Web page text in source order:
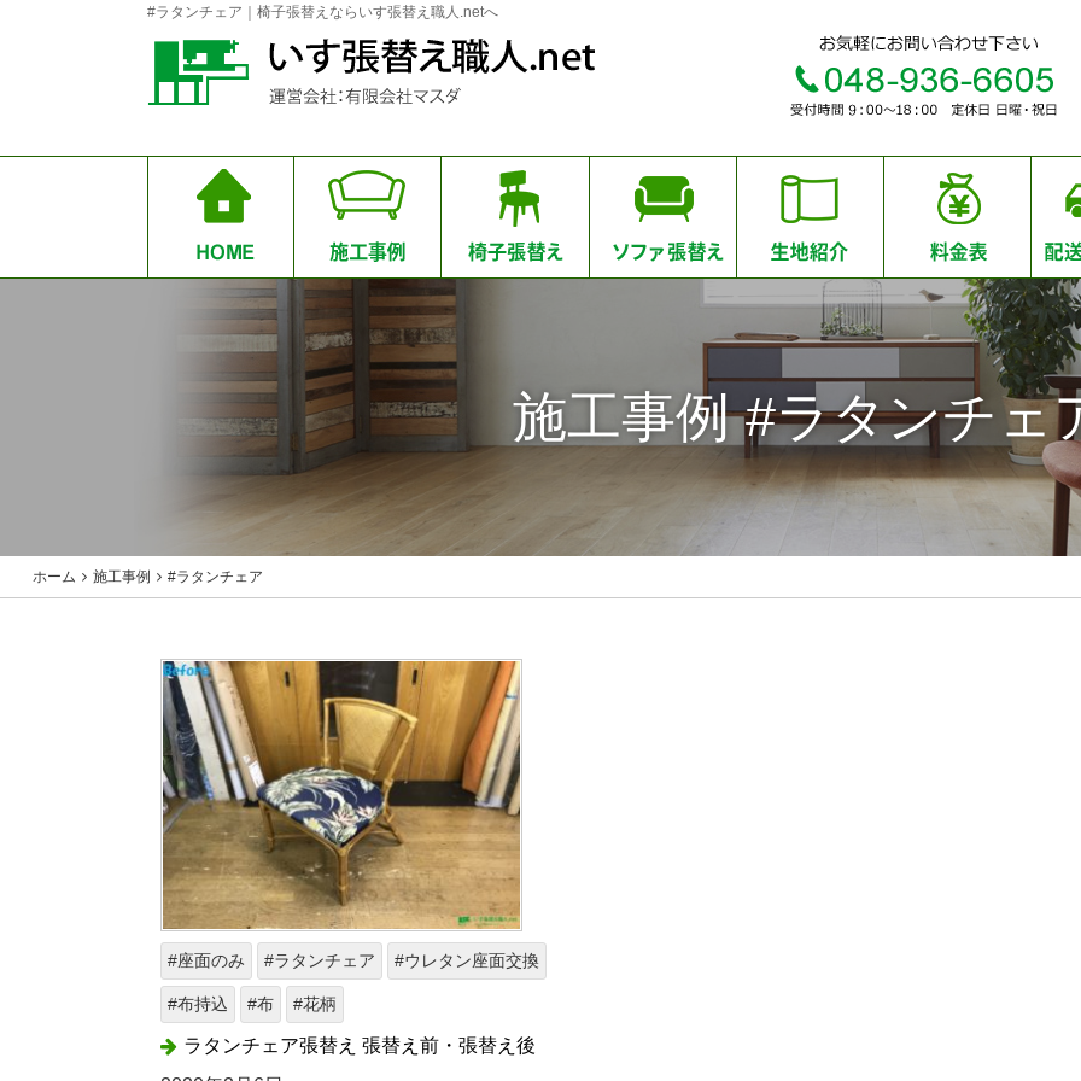
#ラタンチェア｜椅子張替えならいす張替え職人.netへ
施工事例 #ラタンチェ
ホーム 施工事例 #ラタンチェア
#座面のみ #ラタンチェア #ウレタン座面交換
#布持込 #布 #花柄
ラタンチェア張替え 張替え前・張替え後